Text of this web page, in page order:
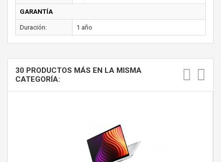
GARANTÍA
Duración: 1 año
30 PRODUCTOS MÁS EN LA MISMA
CATEGORÍA: